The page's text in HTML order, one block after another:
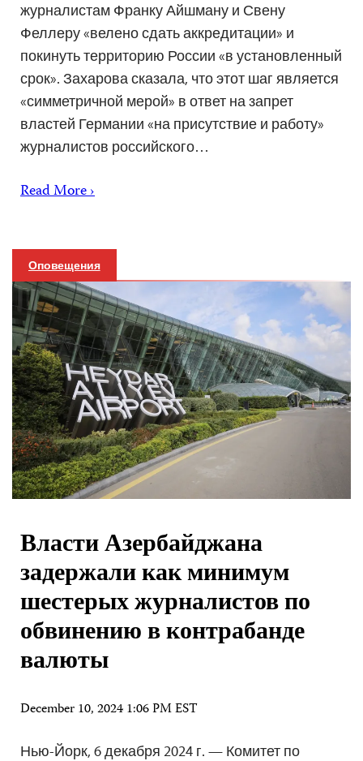
журналистам Франку Айшману и Свену
Феллеру «велено сдать аккредитации» и
покинуть территорию России «в установленный
срок». Захарова сказала, что этот шаг является
«симметричной мерой» в ответ на запрет
властей Германии «на присутствие и работу»
журналистов российского…
Read More ›
Оповещения
Власти Азербайджана
задержали как минимум
шестерых журналистов по
обвинению в контрабанде
валюты
December 10, 2024 1:06 PM EST
Нью-Йорк, 6 декабря 2024 г. — Комитет по